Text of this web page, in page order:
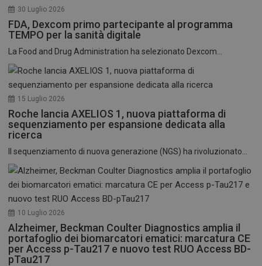
30 Luglio 2026
FDA, Dexcom primo partecipante al programma
TEMPO per la sanità digitale
La Food and Drug Administration ha selezionato Dexcom...
15 Luglio 2026
Roche lancia AXELIOS 1, nuova piattaforma di
sequenziamento per espansione dedicata alla
ricerca
Il sequenziamento di nuova generazione (NGS) ha rivoluzionato...
10 Luglio 2026
Alzheimer, Beckman Coulter Diagnostics amplia il
portafoglio dei biomarcatori ematici: marcatura CE
per Access p-Tau217 e nuovo test RUO Access BD-
pTau217